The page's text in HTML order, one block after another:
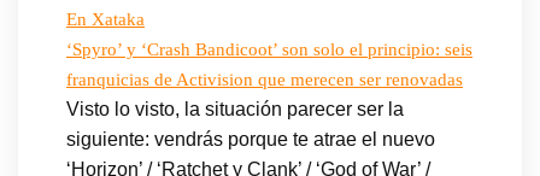
En Xataka
‘Spyro’ y ‘Crash Bandicoot’ son solo el principio: seis
franquicias de Activision que merecen ser renovadas
Visto lo visto, la situación parecer ser la
siguiente: vendrás porque te atrae el nuevo
‘Horizon’ / ‘Ratchet y Clank’ / ‘God of War’ /